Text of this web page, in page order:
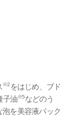
※2 をはじめ、ブド
子油※5などのう
を美容液パック